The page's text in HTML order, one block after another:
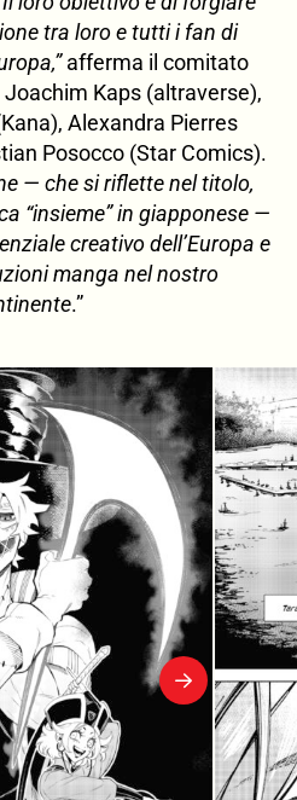
tra loro e tutti i fan di
afferma il comitato
Kaps (altraverse),
Alexandra Pierres
Posocco (Star Comics).
— che si riflette nel titolo,
“insieme” in giapponese —
creativo dell’Europa e
manga nel nostro
.”